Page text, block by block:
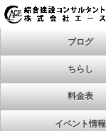
ブログ
ちらし
料金表
イベント情報